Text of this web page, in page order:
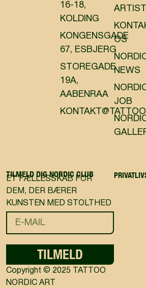
16-18,
KOLDING
KONGENSGADE
67, ESBJERG
STOREGADE
19A,
AABENRAA
OS
NEWS
JOB
TILMELD DIG NORDIC CLUB
ET FÆLLESSKAB FOR
DEM, DER BÆRER
KUNSTEN MED STOLTHED
TILMELD
Copyright © 2025 TATTOO
NORDIC ART